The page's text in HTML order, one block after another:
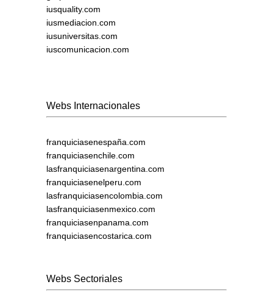
iusquality.com
iusmediacion.com
iusuniversitas.com
iuscomunicacion.com
Webs Internacionales
franquiciasenespaña.com
franquiciasenchile.com
lasfranquiciasenargentina.com
franquiciasenelperu.com
lasfranquiciasencolombia.com
lasfranquiciasenmexico.com
franquiciasenpanama.com
franquiciasencostarica.com
Webs Sectoriales